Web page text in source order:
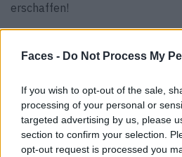
Faces - Do Not Process My
If you wish to opt-out of the sale,
processing of your personal or
targeted advertising by us, please
section to confirm your selection.
opt-out request is processed you
erschaffen!
dass diese App die Menschen
PS: Auf meinem privaten Account
poste nur sehr spezielle
mich verlobt habe, oder wenn
gemischte Gefühle, wenn es um